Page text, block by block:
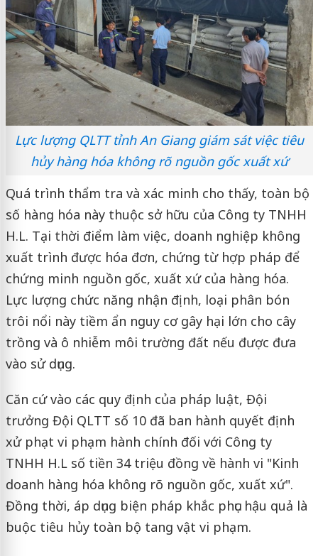
Lực lượng QLTT tỉnh An Giang giám sát việc tiêu
hủy hàng hóa không rõ nguồn gốc xuất xứ
Quá trình thẩm tra và xác minh cho thấy, toàn bộ
số hàng hóa này thuộc sở hữu của Công ty TNHH
H.L. Tại thời điểm làm việc, doanh nghiệp không
xuất trình được hóa đơn, chứng từ hợp pháp để
chứng minh nguồn gốc, xuất xứ của hàng hóa.
Lực lượng chức năng nhận định, loại phân bón
trôi nổi này tiềm ẩn nguy cơ gây hại lớn cho cây
trồng và ô nhiễm môi trường đất nếu được đưa
vào sử dụng.
Căn cứ vào các quy định của pháp luật, Đội
trưởng Đội QLTT số 10 đã ban hành quyết định
xử phạt vi phạm hành chính đối với Công ty
TNHH H.L số tiền 34 triệu đồng về hành vi "Kinh
doanh hàng hóa không rõ nguồn gốc, xuất xứ".
Đồng thời, áp dụng biện pháp khắc phục hậu quả là
buộc tiêu hủy toàn bộ tang vật vi phạm.